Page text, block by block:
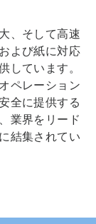
、そして高速
よび紙に対応
しています。
ペレーション
全に提供する
業界をリード
結集されてい